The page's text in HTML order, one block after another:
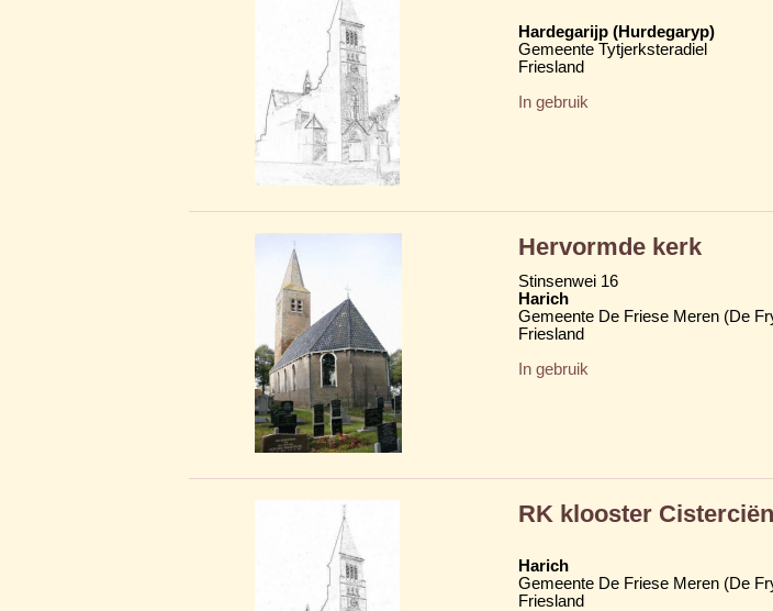
Hardegarijp (Hurdegaryp)
Gemeente Tytjerksteradiel
Friesland
In gebruik
Hervormde kerk
Stinsenwei 16
Harich
Gemeente De Friese Meren (De
Friesland
In gebruik
RK klooster
Harich
Gemeente De Friese Meren (De
Friesland